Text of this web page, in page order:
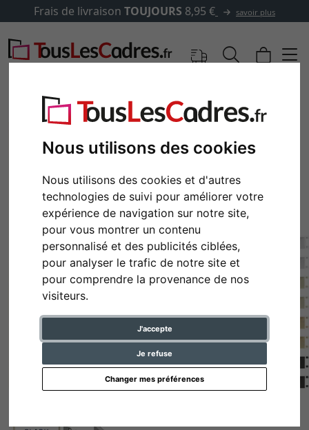
Nous utilisons des cookies
Nous utilisons des cookies et d'autres
technologies de suivi pour améliorer votre
expérience de navigation sur notre site,
pour vous montrer un contenu
personnalisé et des publicités ciblées,
pour analyser le trafic de notre site et
pour comprendre la provenance de nos
visiteurs.
J'accepte
Je refuse
Changer mes préférences
Frais de livraison TOUJOURS 8,95 € savoir plus
Retour